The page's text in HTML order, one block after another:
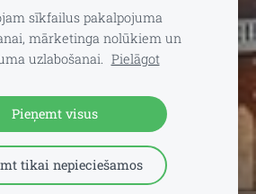
veikals TEV:Aleksandra Čaka ielā 22,
P.-C. 11.00-19.00 | P. 11.00-18.00 | S. 11.00-
svētku dienās - SLĒGTS 📞Saziņai:
(+WhatsApp)
sīkfailus pakalpojuma
mārketinga nolūkiem un
uzlabošanai. Pielāgot
Pieņemt visus
tikai nepieciešamos